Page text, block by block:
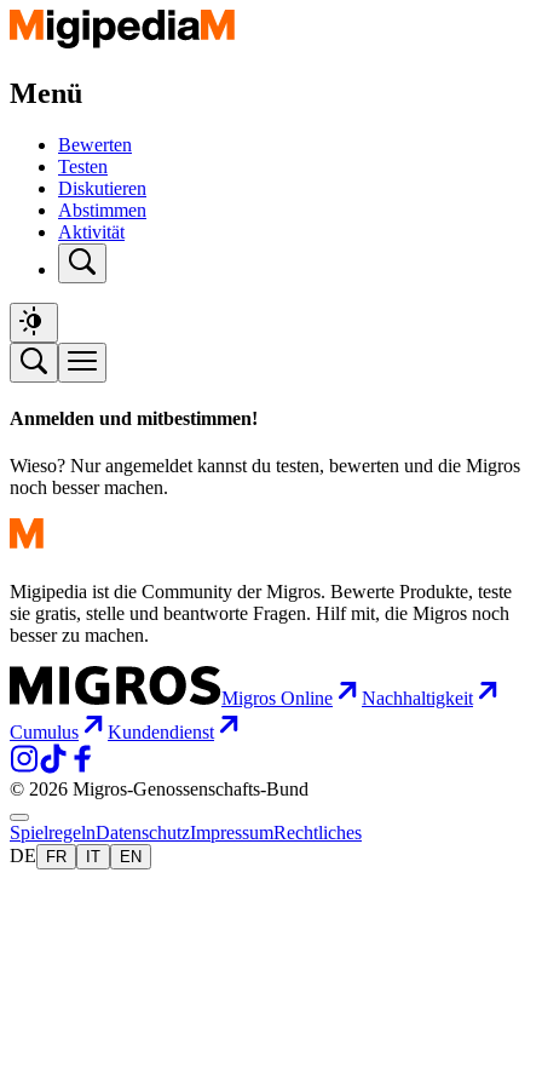
Menü
Bewerten
Testen
Diskutieren
Abstimmen
Aktivität
Anmelden und mitbestimmen!
Wieso? Nur angemeldet kannst du testen, bewerten und die Migros
noch besser machen.
Migipedia ist die Community der Migros. Bewerte Produkte, teste
sie gratis, stelle und beantworte Fragen. Hilf mit, die Migros noch
besser zu machen.
Migros Online
Nachhaltigkeit
Cumulus
Kundendienst
© 2026 Migros-Genossenschafts-Bund
SpielregelnDatenschutzImpressumRechtliches
DE
FR IT EN